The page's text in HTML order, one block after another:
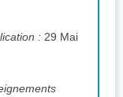
: 29 Mai